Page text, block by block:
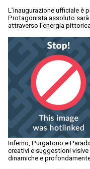
L’inaugurazione ufficiale è
Protagonista assoluto
attraverso l’energia
Inferno, Purgatorio e
creativi e suggestioni
dinamiche e